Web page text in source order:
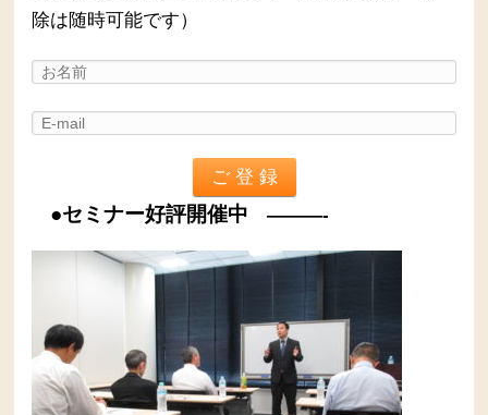
除は随時可能です）
●セミナー好評開催中 ———-